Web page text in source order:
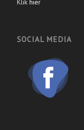
Klik hier
SOCIAL MEDIA